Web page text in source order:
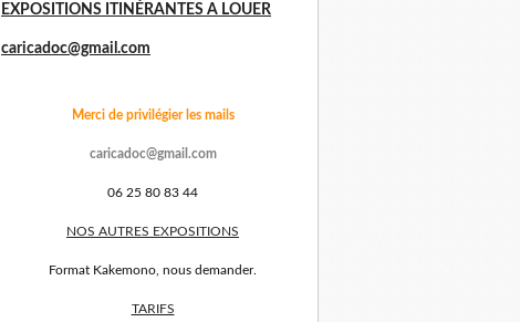
EXPOSITIONS ITINÉRANTES A LOUER
caricadoc@gmail.com
Merci de privilégier les mails
caricadoc@gmail.com
06 25 80 83 44
NOS AUTRES EXPOSITIONS
Format Kakemono, nous demander.
TARIFS